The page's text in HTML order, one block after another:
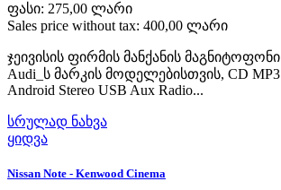
ფასი: 275,00 ლარი
Sales price without tax: 400,00 ლარი
ჯეივისის ფირმის მანქანის მაგნიტოფონი
Audi_ს მარკის მოდელებისთვის, CD MP3
Android Stereo USB Aux Radio...
სრულად ნახვა
ყიდვა
Nissan Note - Kenwood Cinema